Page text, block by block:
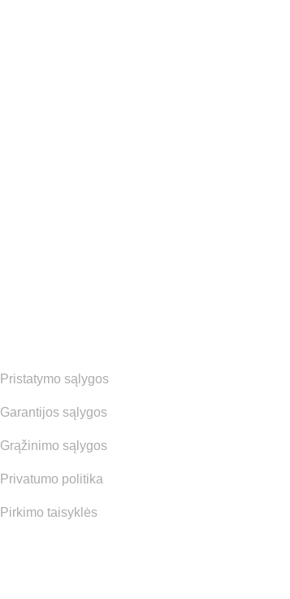
Pristatymo sąlygos
Garantijos sąlygos
Grąžinimo sąlygos
Privatumo politika
Pirkimo taisyklės